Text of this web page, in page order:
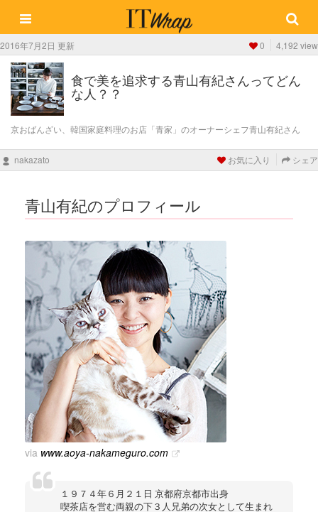
2016年7月2日 更新 0 4,192 view
食で美を追求する青山有紀さんってどん
な人？？
京おばんざい、韓国家庭料理のお店「青家」のオーナーシェフ青山有紀さん
nakazato お気に入り シェア
青山有紀のプロフィール
via www.aoya-nakameguro.com
１９７４年６月２１日 京都府京都市出身
喫茶店を営む両親の下３人兄弟の次女として生まれ